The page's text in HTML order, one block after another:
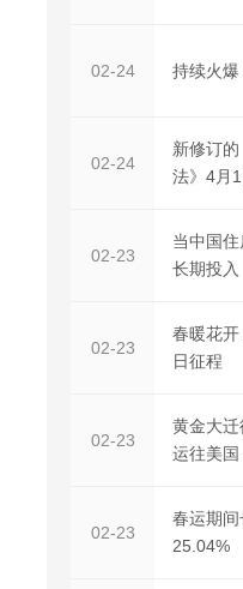
02-24 持续火爆
02-24
新修订
法》4月
02-23
当中国
长期投入
02-23
春暖花
日征程
02-23
黄金大
运往美国
02-23
春运期
25.04%